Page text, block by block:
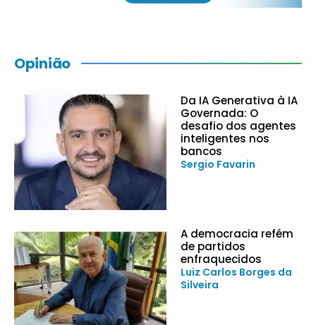
Opinião
Da IA Generativa à IA
Governada: O
desafio dos agentes
inteligentes nos
bancos
Sergio Favarin
A democracia refém
de partidos
enfraquecidos
Luiz Carlos Borges da
Silveira